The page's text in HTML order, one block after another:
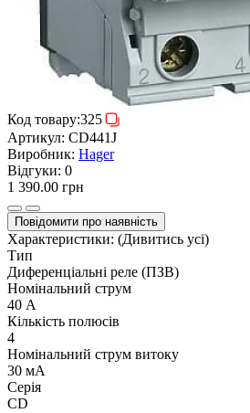
Код товару:325
Артикул: CD441J
Виробник: Hager
Відгуки: 0
1 390.00 грн
Повідомити про наявність
Характеристики: (Дивитись усі)
Тип
Диференціальні реле (ПЗВ)
Номінальний струм
40 А
Кількість полюсів
4
Номінальний струм витоку
30 мА
Серія
CD